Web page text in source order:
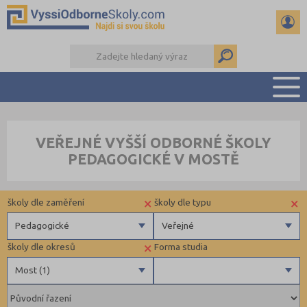
PŘÍPRAVA NA PŘIJÍMAČKY
KALENDÁŘ AKCÍ
DALŠÍ DRUHY ŠKOL
VEŘEJNÉ VYŠŠÍ ODBORNÉ ŠKOLY
PEDAGOGICKÉ V MOSTĚ
Forma studia
×
Most (1)
školy dle okresů
Děčín (1)
×
Veřejné
školy dle typu
Veřejné
×
Pedagogické
školy dle zaměření
Zdravotnické
Ekonomické
Pedagogické